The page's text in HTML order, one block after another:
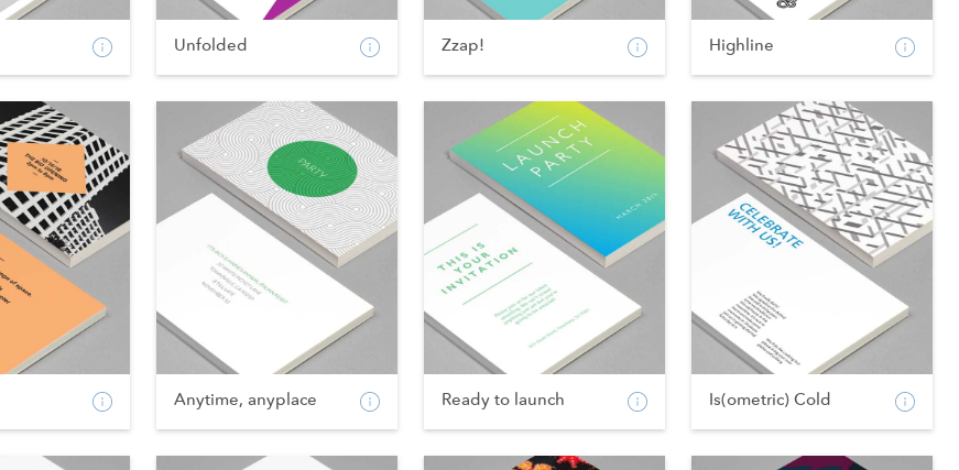
Unfolded Zzap! Highline
Anytime, anyplace Ready to launch Is(ometric) Cold